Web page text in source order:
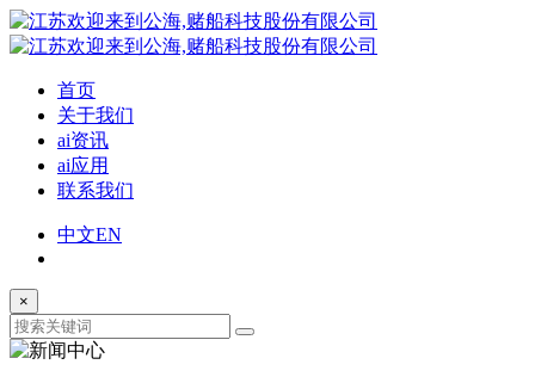
首页
关于我们
ai资讯
ai应用
联系我们
中文EN
×